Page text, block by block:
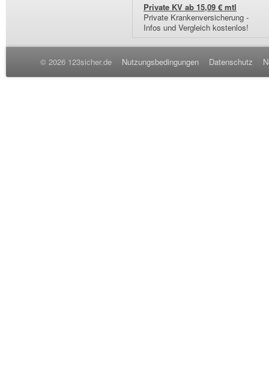
Private KV ab 15,09 € mtl
Private Krankenversicherung -
Infos und Vergleich kostenlos!
© 2026 123sicher.de Nutzungsbedingungen Datenschutz